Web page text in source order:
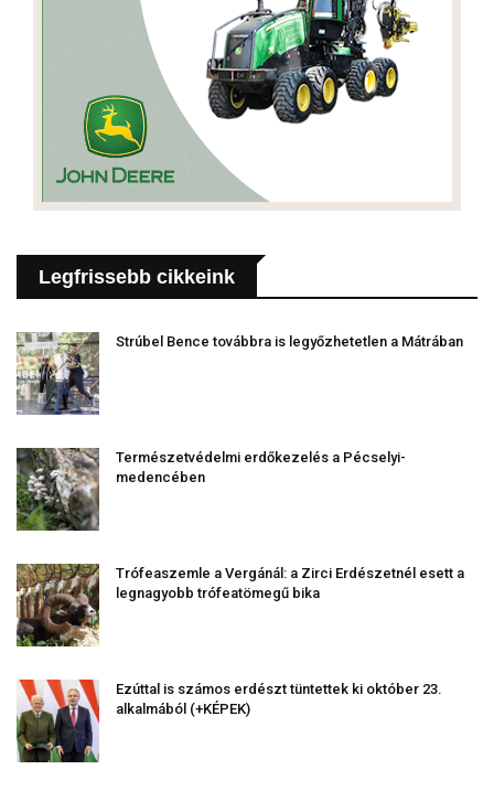
Legfrissebb cikkeink
Strúbel Bence továbbra is legyőzhetetlen a Mátrában
Természetvédelmi erdőkezelés a Pécselyi-
medencében
Trófeaszemle a Vergánál: a Zirci Erdészetnél esett a
legnagyobb trófeatömegű bika
Ezúttal is számos erdészt tüntettek ki október 23.
alkalmából (+KÉPEK)